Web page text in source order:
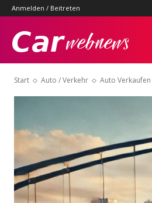
Anmelden / Beitreten
Start Auto / Verkehr Auto